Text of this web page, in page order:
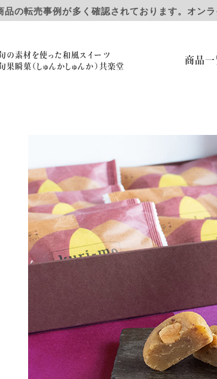
品の転売事例が多く確認されております。オン
の素材を使った和風スイーツ
果瞬菓（しゅんかしゅんか）共楽堂
商品一